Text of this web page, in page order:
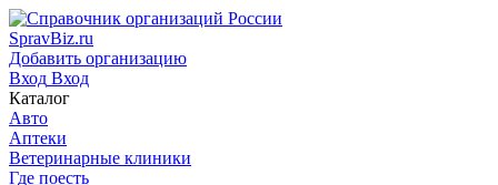
SpravBiz.ru
Добавить организацию
Вход Вход
Каталог
Авто
Аптеки
Ветеринарные клиники
Где поесть